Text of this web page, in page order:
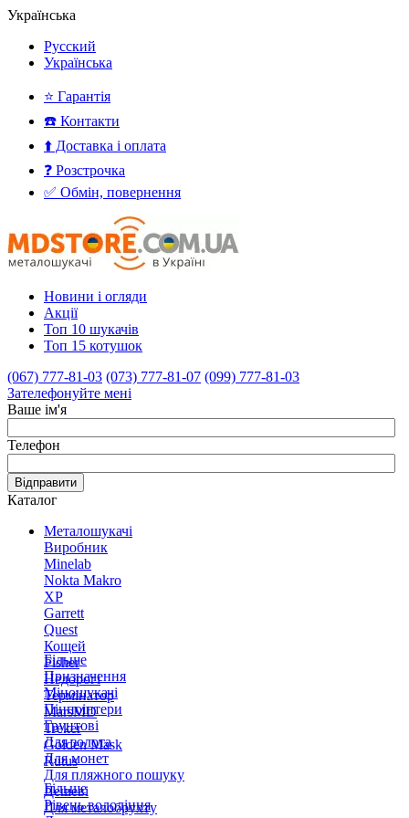
Українська
Русский
Українська
⭐ Гарантія
☎️ Контакти
⬆️ Доставка і оплата
❓ Розстрочка
✅ Обмін, повернення
Новини і огляди
Акції
Топ 10 шукачів
Топ 15 котушок
(067) 777-81-03 (073) 777-81-07 (099) 777-81-03
Зателефонуйте мені
Ваше ім'я
Телефон
Відправити
Каталог
Металошукачі
Виробник
Minelab
Nokta Makro
XP
Garrett
Quest
Кощей
Fisher
Недорогі
Термінатор
MarsMD
Treker
Golden Mask
Rutus
Більше
Призначення
Міношукачі
Пінпоінтери
Грунтові
Для золота
Для монет
Для пляжного пошуку
Дешеві
Для металобрухту
Більше
Рівень володіння